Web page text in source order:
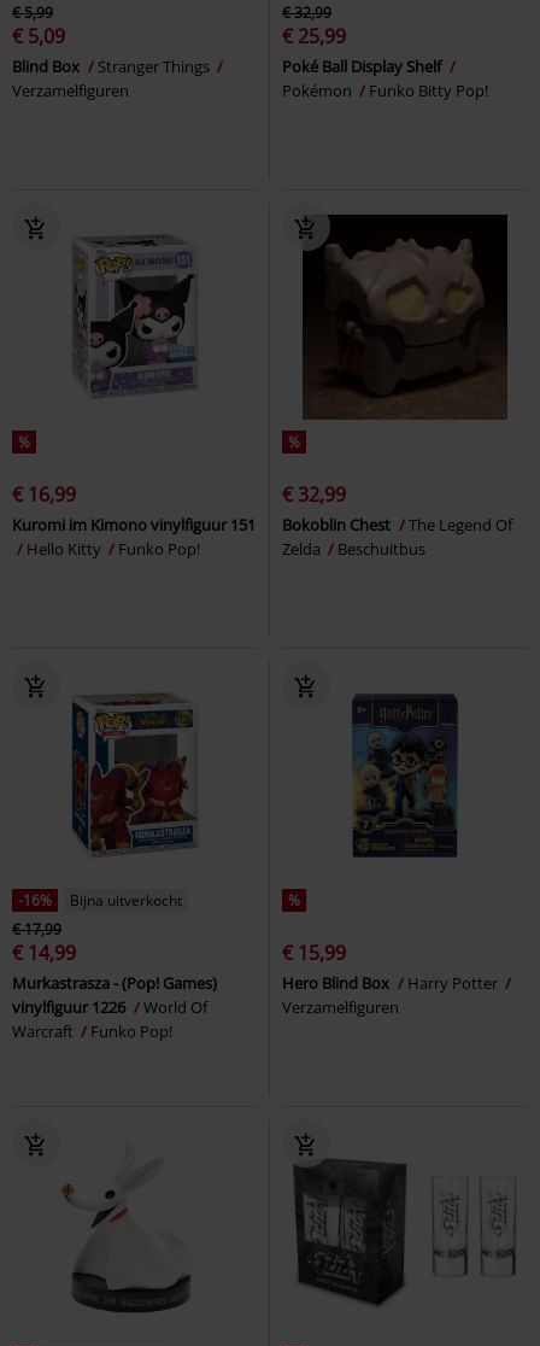
€ 5,99
€ 5,09
Blind Box
Stranger Things
Verzamelfiguren
€ 32,99
€ 25,99
Poké Ball Display Shelf
Pokémon
Funko Bitty Pop!
%
€ 16,99
Kuromi im Kimono vinylfiguur 151
Hello Kitty
Funko Pop!
%
€ 32,99
Bokoblin Chest
The Legend Of
Zelda
Beschuitbus
-16%
Bijna uitverkocht
€ 17,99
€ 14,99
Murkastrasza - (Pop! Games)
vinylfiguur 1226
World Of
Warcraft
Funko Pop!
%
€ 15,99
Hero Blind Box
Harry Potter
Verzamelfiguren